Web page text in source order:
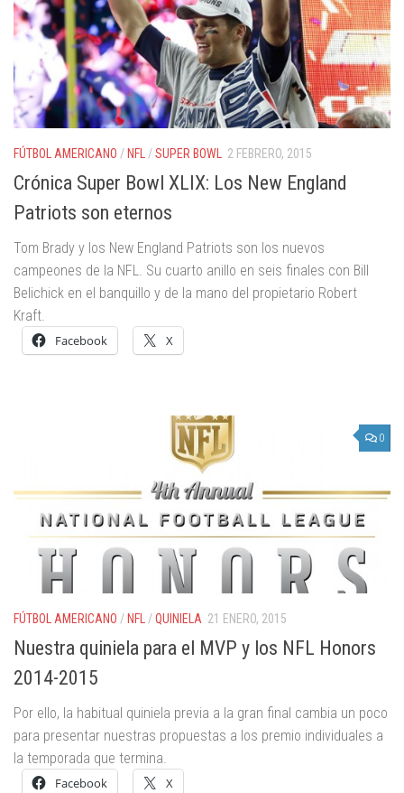
FÚTBOL AMERICANO / NFL /SUPER BOWL 2 FEBRERO, 2015
Crónica Super Bowl XLIX: Los New England
Patriots son eternos
Tom Brady y los New England Patriots son los nuevos
campeones de la NFL. Su cuarto anillo en seis finales con Bill
Belichick en el banquillo y de la mano del propietario Robert
Kraft.
Facebook X
0
FÚTBOL AMERICANO / NFL /QUINIELA 21 ENERO, 2015
Nuestra quiniela para el MVP y los NFL Honors
2014-2015
Por ello, la habitual quiniela previa a la gran final cambia un poco
para presentar nuestras propuestas a los premio individuales a
la temporada que termina.
Facebook X